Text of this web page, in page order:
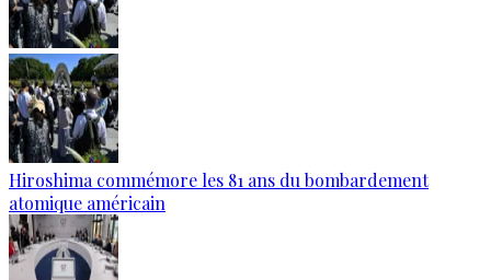
Hiroshima commémore les 81 ans du bombardement
atomique américain